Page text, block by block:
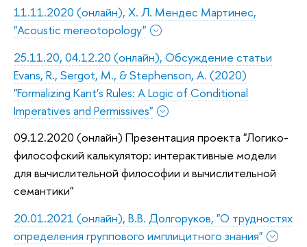
11.11.2020 (онлайн), Х. Л. Мендес Мартинес,
"Acoustic mereotopology"
25.11.20, 04.12.20 (онлайн), Обсуждение статьи
Evans, R., Sergot, M., & Stephenson, A. (2020)
"Formalizing Kant’s Rules: A Logic of Conditional
Imperatives and Permissives"
09.12.2020 (онлайн) Презентация проекта "Логико-
философский калькулятор: интерактивные модели
для вычислительной философии и вычислительной
семантики"
20.01.2021 (онлайн), В.В. Долгоруков, "О трудностях
определения группового имплицитного знания"